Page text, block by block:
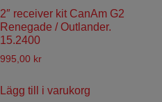
2″ receiver kit CanAm G2
Renegade / Outlander.
15.2400
995,00 kr
Lägg till i varukorg